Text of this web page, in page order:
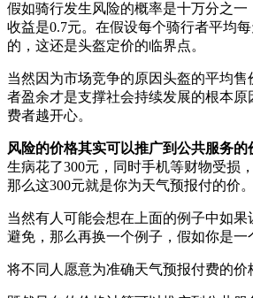
假如骑行发生风险的概率是十万分之
收益是0.7元。在假设每个骑行者平均
的，这还是头盔定价的临界点。
当然因为市场竞争的原因头盔的平均
者盈余才是支撑社会持续发展的根本
费者越开心。
风险的价格其实可以推广到公共服务的
生病花了300元，同时手机等财物受损
那么这300元就是你为天气预报付的价。
当然有人可能会想在上面的例子中如
避免，那么再换一个例子，假如你是
将不同人愿意为准确天气预报付费的